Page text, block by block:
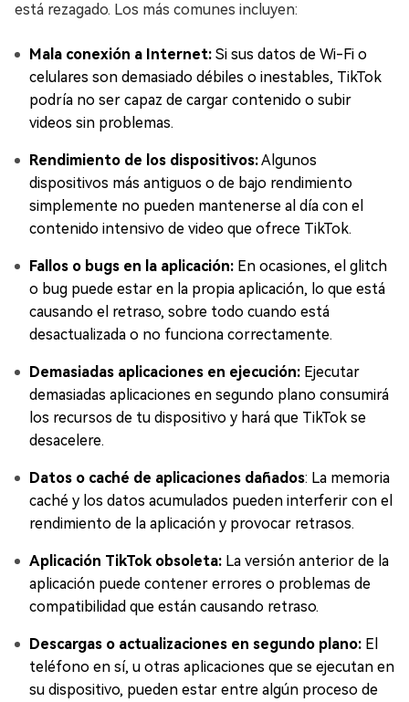
está rezagado. Los más comunes incluyen:
Mala conexión a Internet: Si sus datos de Wi-Fi o
celulares son demasiado débiles o inestables, TikTok
podría no ser capaz de cargar contenido o subir
videos sin problemas.
Rendimiento de los dispositivos:Algunos
dispositivos más antiguos o de bajo rendimiento
simplemente no pueden mantenerse al día con el
contenido intensivo de video que ofrece TikTok.
Fallos o bugs en la aplicación: En ocasiones, el glitch
o bug puede estar en la propia aplicación, lo que está
causando el retraso, sobre todo cuando está
desactualizada o no funciona correctamente.
Demasiadas aplicaciones en ejecución: Ejecutar
demasiadas aplicaciones en segundo plano consumirá
los recursos de tu dispositivo y hará que TikTok se
desacelere.
Datos o caché de aplicaciones dañados: La memoria
caché y los datos acumulados pueden interferir con el
rendimiento de la aplicación y provocar retrasos.
Aplicación TikTok obsoleta: La versión anterior de la
aplicación puede contener errores o problemas de
compatibilidad que están causando retraso.
Descargas o actualizaciones en segundo plano: El
teléfono en sí, u otras aplicaciones que se ejecutan en
su dispositivo, pueden estar entre algún proceso de